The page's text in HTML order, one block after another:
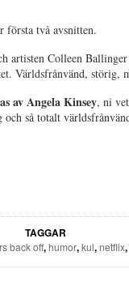
första två avsnitten.
artisten Colleen
Världsfrånvänd, störig,
av Angela Kinsey, ni
så totalt
TAGGAR
back off,humor,kul,netflix,